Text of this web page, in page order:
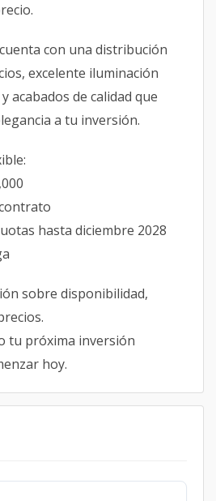
con una distribución
excelente iluminación
acabados de calidad que
a tu inversión.
hasta diciembre 2028
sobre disponibilidad,
tu próxima inversión
hoy.